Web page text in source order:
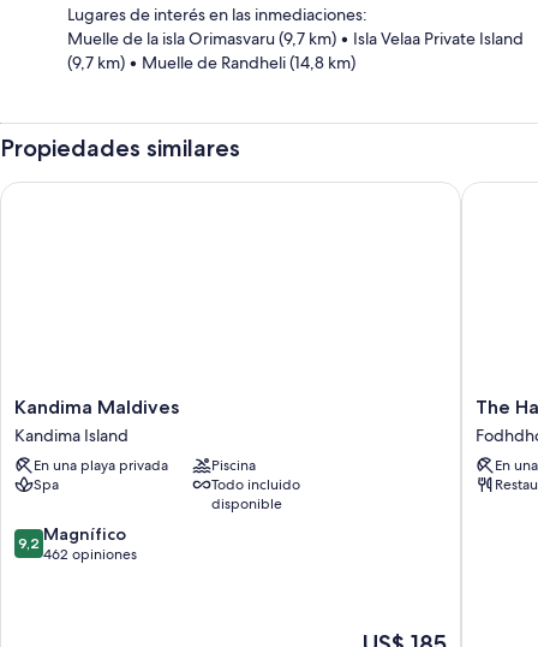
Lugares de interés en las inmediaciones:
Muelle de la isla Orimasvaru (9,7 km) • Isla Velaa Private Island
(9,7 km) • Muelle de Randheli (14,8 km)
Propiedades similares
Kandima
Maldives
Kandima
Island
Kandima Maldives
Kandima Island
En una playa privada
Piscina
Spa
Todo incluido
disponible
9.2
de
9,2 Magnífico
462 opiniones
El
Kandima Maldives
The
Sun
Suites
The
En
The